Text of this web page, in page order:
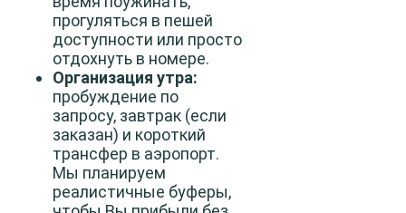
прогуляться в пешей
доступности или просто
отдохнуть в номере.
Организация утра:
пробуждение по
запросу, завтрак (если
заказан) и короткий
трансфер в аэропорт.
Мы планируем
реалистичные буферы,